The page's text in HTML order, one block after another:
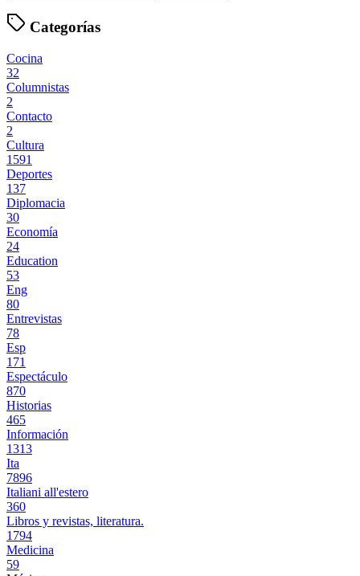
Categorías
Cocina
32
Columnistas
2
Contacto
2
Cultura
1591
Deportes
137
Diplomacia
30
Economía
24
Education
53
Eng
80
Entrevistas
78
Esp
171
Espectáculo
870
Historias
465
Información
1313
Ita
7896
Italiani all'estero
360
Libros y revistas, literatura.
1794
Medicina
59